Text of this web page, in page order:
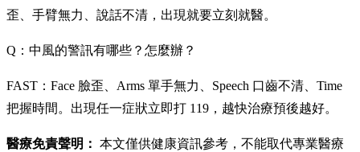
歪、手臂無力、說話不清，出現就要立刻就醫。
Q：中風的警訊有哪些？怎麼辦？
FAST：Face 臉歪、Arms 單手無力、Speech 口齒不清、Time
把握時間。出現任一症狀立即打 119，越快治療預後越好。
醫療免責聲明： 本文僅供健康資訊參考，不能取代專業醫療